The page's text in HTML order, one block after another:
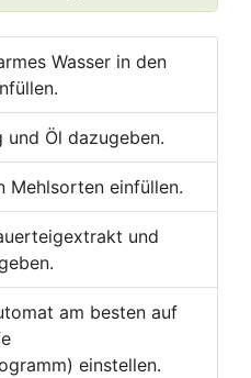
Wasser in den
und Öl dazugeben.
Mehlsorten einfüllen.
und
am besten auf
einstellen.